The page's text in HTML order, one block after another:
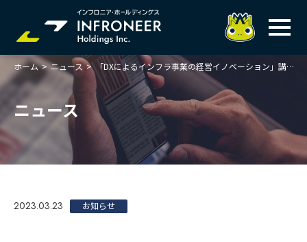
企業情報
トップメッセージ
岐べログ
事業紹介
IR情報
株主・投資家の皆様へ
業績ハイライト
決算説明会資料
サステナビリティ
トップメッセージ
価値創造プロセス
ホーム > ニュース > 「DXによるインフラ事業の経営イノベーション」講演動画サマリ公開のお知らせ
ニュース
2023.03.23 お知らせ